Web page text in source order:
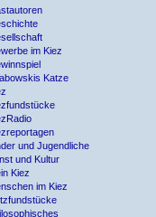
im Kiez
Katze
und Jugendliche
und Kultur
Kiez
im Kiez